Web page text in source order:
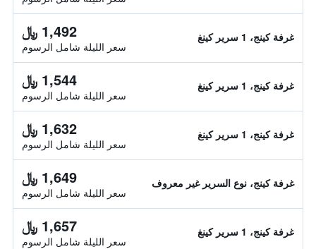
غرفة كينج، 1 سرير كينغ 1,492 ﷼
سعر الليلة شامل الرسوم
غرفة كينج، 1 سرير كينغ 1,544 ﷼
سعر الليلة شامل الرسوم
غرفة كينج، 1 سرير كينغ 1,632 ﷼
سعر الليلة شامل الرسوم
غرفة كينج، نوع السرير غير معروف 1,649 ﷼
سعر الليلة شامل الرسوم
غرفة كينج، 1 سرير كينغ 1,657 ﷼
سعر الليلة شامل الرسوم